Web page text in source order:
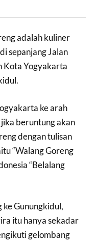
adalah kuliner
sepanjang Jalan
Kota Yogyakarta
ke arah
beruntung akan
dengan tulisan
“Walang Goreng
“Belalang
Gunungkidul,
itu hanya sekadar
gelombang